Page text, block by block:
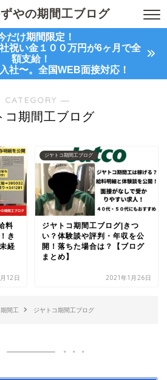
やの期間工ブログ
だけ期間限定！
祝い金１００万円が6ヶ月で全
額支給！
社〜。全国WEB面接対応！
―
コ期間工ブログ
料
き
経
12日
ジヤトコ期間工ブログ
ジヤトコ期間工ブログ|きつ
い？体験談や評判・年収を公
開！落ちた場合は？【ブログ
まとめ】
2021年1月26日
間工 ジヤトコ期間工ブログ